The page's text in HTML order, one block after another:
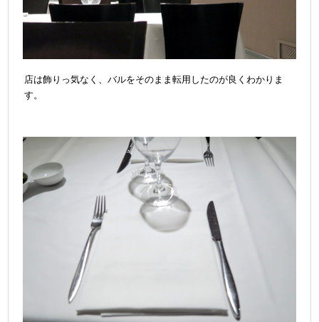
店は飾りっ気なく、バルをそのまま転用したのが良くわかりま
す。